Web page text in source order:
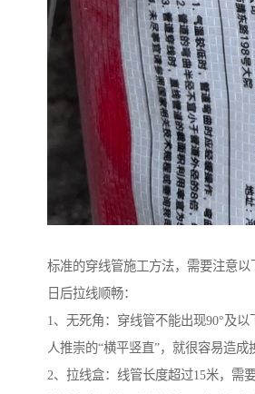
标准的穿线管施工方法，需要注意以
日后拉线顺畅：
1、无死角：穿线管不能出现90°及
人推崇的“横平竖直”，就很容易造成
2、拉线盒：线管长度超过15米，需